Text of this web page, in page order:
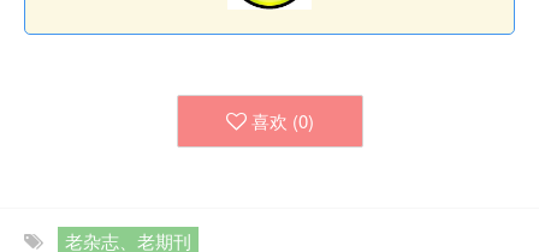
喜欢 (0)
老杂志、老期刊